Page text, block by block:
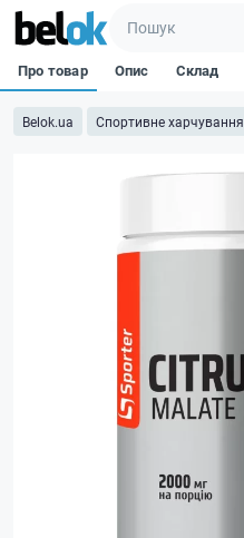
Belok.ua Спортивне харчування
Про товар Опис Склад